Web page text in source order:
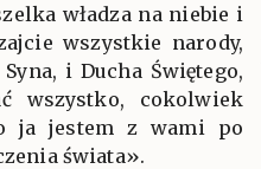
władza na niebie i
wszystkie narody,
i Ducha Świętego,
wszystko, cokolwiek
ja jestem z wami po
świata».